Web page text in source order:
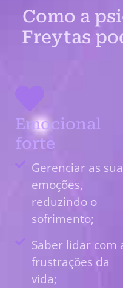
Como a
Freytas
Emocional
forte
Gerenciar as
emoções,
reduzindo o
sofrimento;
Saber lidar com
frustrações da
vida;